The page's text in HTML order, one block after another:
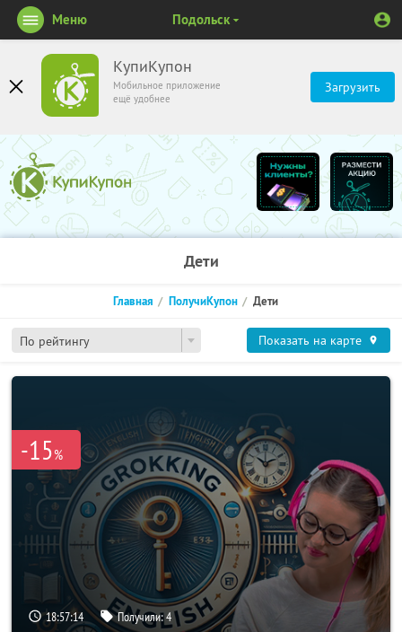
КупиКупон
Мобильное приложение
ещё удобнее
Загрузить
Меню Подольск
Дети
По рейтингу
Главная ПолучиКупон Дети
Показать на карте
-15%
18:57:14 Получили:4